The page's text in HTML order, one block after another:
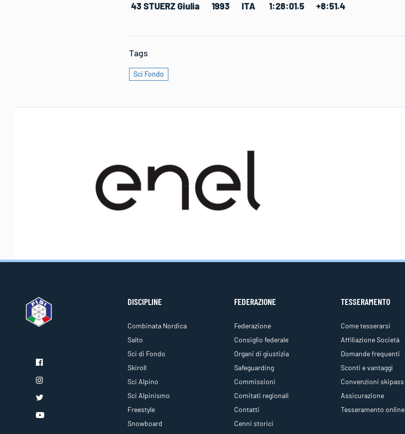
43 STUERZ Giulia 1993 ITA 1:28:01.5 +8:51.4
Tags
Sci Fondo
DISCIPLINE
Combinata Nordica
Salto
Sci di Fondo
Skiroll
Sci Alpino
Sci Alpinismo
Freestyle
Snowboard
FEDERAZIONE
Federazione
Consiglio federale
Organi di giustizia
Safeguarding
Commissioni
Comitati regionali
Contatti
Cenni storici
TESSERAMENTO
Come tesserarsi
Affiliazione Società
Domande frequenti
Sconti e vantaggi
Convenzioni skipass
Assicurazione
Tesseramento online